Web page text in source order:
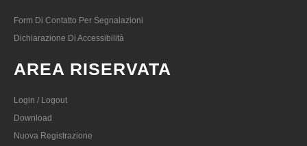
Form Di Contatto Per Segnalazioni
Dichiarazione Di Accessibilità
AREA RISERVATA
Login / Logout
Download
Nuova Registrazione